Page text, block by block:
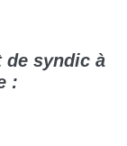
de syndic à
: